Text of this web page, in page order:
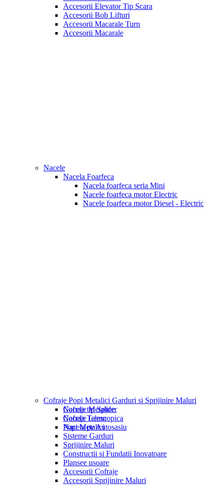
Accesorii Elevator Tip Scara
Accesorii Bob Lifturi
Accesorii Macarale Turn
Accesorii Macarale
Nacele
Nacela Foarfeca
Nacela foarfeca seria Mini
Nacele foarfeca motor Electric
Nacele foarfeca motor Diesel - Electric
Nacela tip Spider
Nacela Telescopica
Nacela pe Autosasiu
Cofraje Popi Metalici Garduri si Sprijinire Maluri
Cofraje Metalice
Cofraje Lemn
Popi Metalici
Sisteme Garduri
Sprijinire Maluri
Constructii si Fundatii Inovatoare
Plansee usoare
Accesorii Cofraje
Accesorii Sprijinire Maluri